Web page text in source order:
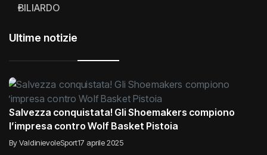
BILIARDO
Ultime notizie
Salvezza conquistata! Gli Shoemakers compiono
l’impresa contro Wolf Basket Pistoia
By ValdinievoleSport17 aprile 2025